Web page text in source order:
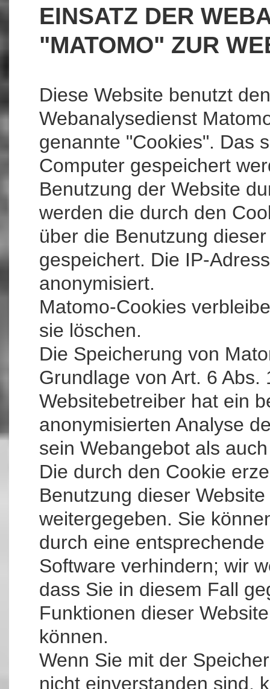
EINSATZ DER
"MATOMO" ZUR
Diese Website benutzt
Webanalysedienst
genannte "Cookies". Das
Computer gespeichert
Benutzung der Website
werden die durch den
über die Benutzung
gespeichert. Die IP-
anonymisiert.
Matomo-Cookies
sie löschen.
Die Speicherung von
Grundlage von Art. 6 Abs.
Websitebetreiber hat ein
anonymisierten Analyse
sein Webangebot als
Die durch den Cookie
Benutzung dieser
weitergegeben. Sie
durch eine
Software verhindern; wir
dass Sie in diesem Fall
Funktionen dieser
können.
Wenn Sie mit der
nicht einverstanden sind,